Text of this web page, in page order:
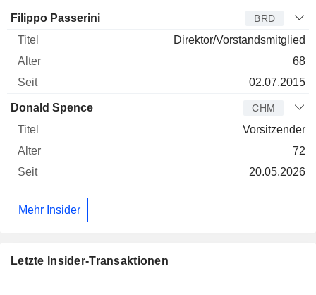
Filippo Passerini BRD
Direktor/Vorstandsmitglied
68
02.07.2015
Donald Spence CHM
Vorsitzender
72
20.05.2026
Mehr Insider
Letzte Insider-Transaktionen